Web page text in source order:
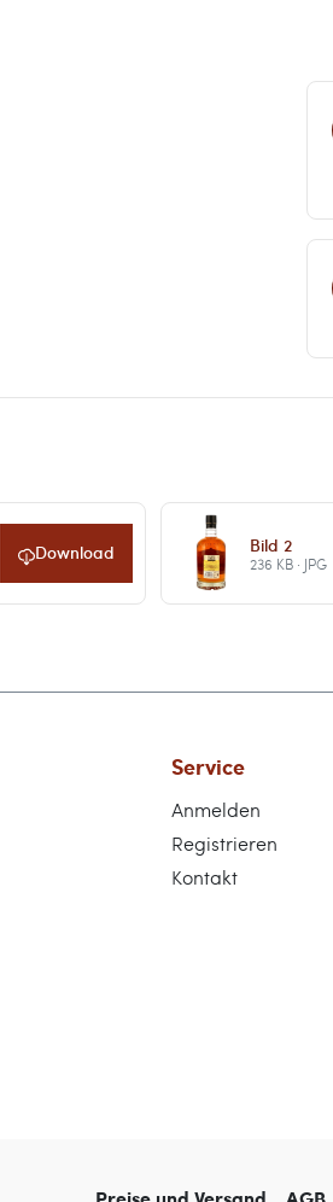
Download Bild 2
236 KB · JPG
Service
Anmelden
Registrieren
Kontakt